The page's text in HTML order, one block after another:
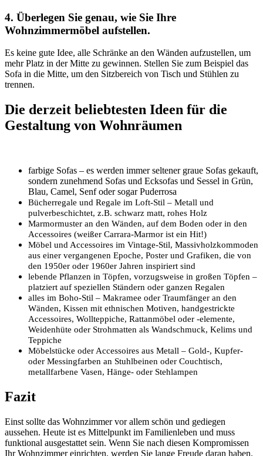
4. Überlegen Sie genau, wie Sie Ihre
Wohnzimmermöbel aufstellen.
Es keine gute Idee, alle Schränke an den Wänden aufzustellen, um
mehr Platz in der Mitte zu gewinnen. Stellen Sie zum Beispiel das
Sofa in die Mitte, um den Sitzbereich von Tisch und Stühlen zu
trennen.
Die derzeit beliebtesten Ideen für die
Gestaltung von Wohnräumen
farbige Sofas – es werden immer seltener graue Sofas gekauft,
sondern zunehmend Sofas und Ecksofas und Sessel in Grün,
Blau, Camel, Senf oder sogar Puderrosa
Bücherregale und Regale im Loft-Stil – Metall und
pulverbeschichtet, z.B. schwarz matt, rohes Holz
Marmormuster an den Wänden, auf dem Boden oder in den
Accessoires (weißer Carrara-Marmor ist ein Hit!)
Möbel und Accessoires im Vintage-Stil, Massivholzkommoden
aus einer vergangenen Epoche, Poster und Grafiken, die von
den 1950er oder 1960er Jahren inspiriert sind
lebende Pflanzen in Töpfen, vorzugsweise in großen Töpfen –
platziert auf speziellen Ständern oder ganzen Regalen
alles im Boho-Stil – Makramee oder Traumfänger an den
Wänden, Kissen mit ethnischen Motiven, handgestrickte
Accessoires, Wollteppiche, Rattanmöbel oder -elemente,
Weidenhüte oder Strohmatten als Wandschmuck, Kelims und
Teppiche
Möbelstücke oder Accessoires aus Metall – Gold-, Kupfer-
oder Messingfarben an Stuhlbeinen oder Couchtisch,
metallfarbene Vasen, Hänge- oder Stehlampen
Fazit
Einst sollte das Wohnzimmer vor allem schön und gediegen
aussehen. Heute ist es Mittelpunkt im Familienleben und muss
funktional ausgestattet sein. Wenn Sie nach diesen Kompromissen
Ihr Wohnzimmer einrichten, werden Sie lange Freude daran haben.